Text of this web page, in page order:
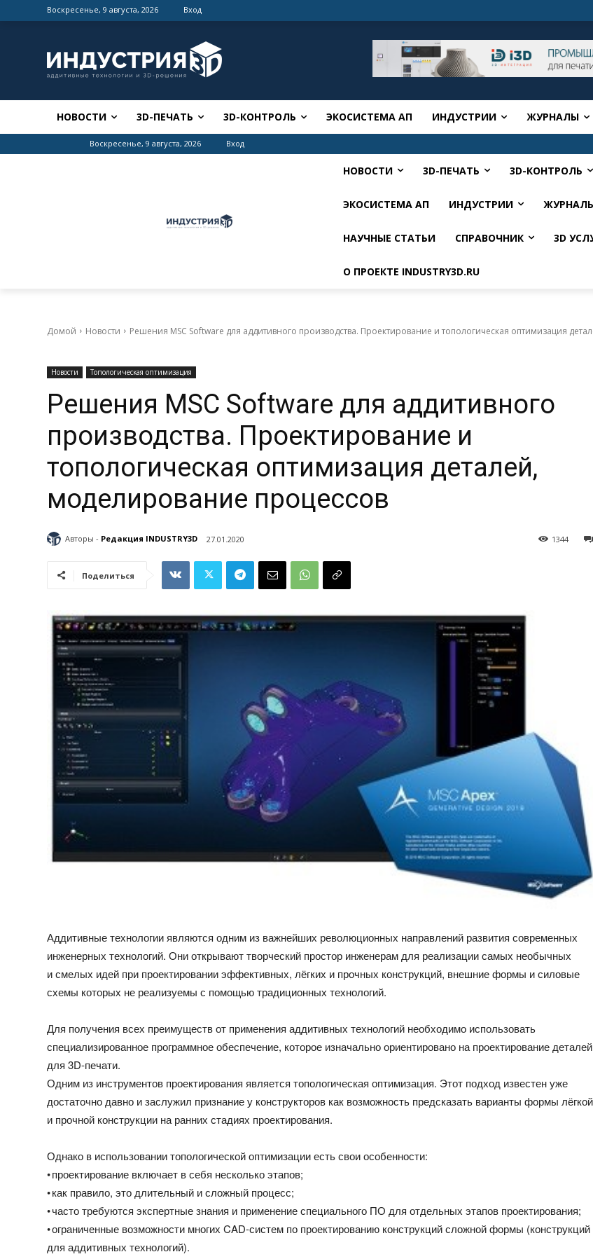
Воскресенье, 9 августа, 2026 Вход
НОВОСТИ 3D-ПЕЧАТЬ 3D-КОНТРОЛЬ ЭКОСИСТЕМА АП ИНДУСТРИИ ЖУРНАЛЫ
Воскресенье, 9 августа, 2026 Вход
НОВОСТИ 3D-ПЕЧАТЬ 3D-КОНТРОЛЬ
ЭКОСИСТЕМА АП ИНДУСТРИИ
НАУЧНЫЕ СТАТЬИ СПРАВОЧНИК 3D
О ПРОЕКТЕ INDUSTRY3D.RU
Домой Новости Решения MSC Software для аддитивного производства. Проектирование и топологическая оптимизация
Новости Топологическая оптимизация
Решения MSC Software для аддитивного
производства. Проектирование и
топологическая оптимизация деталей,
моделирование процессов
Авторы - Редакция INDUSTRY3D 27.01.2020 1344
Поделиться
Аддитивные технологии являются одним из важнейших революционных направлений развития современных
инженерных технологий. Они открывают творческий простор инженерам для реализации самых необычных
и смелых идей при проектировании эффективных, лёгких и прочных конструкций, внешние формы и силовые
схемы которых не реализуемы с помощью традиционных технологий.
Для получения всех преимуществ от применения аддитивных технологий необходимо использовать
специализированное программное обеспечение, которое изначально ориентировано на проектирование деталей
для 3D-печати.
Одним из инструментов проектирования является топологическая оптимизация. Этот подход известен уже
достаточно давно и заслужил признание у конструкторов как возможность предсказать варианты формы лёгкой
и прочной конструкции на ранних стадиях проектирования.
Однако в использовании топологической оптимизации есть свои особенности:
• проектирование включает в себя несколько этапов;
• как правило, это длительный и сложный процесс;
• часто требуются экспертные знания и применение специального ПО для отдельных этапов проектирования;
• ограниченные возможности многих CAD-систем по проектированию конструкций сложной формы (конструкций
для аддитивных технологий).